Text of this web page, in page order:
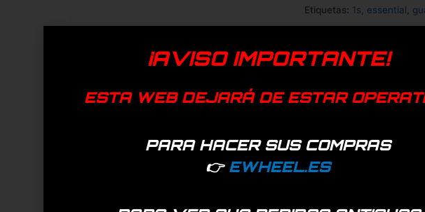
Etiquetas: 1s essential
¡AVISO IMPORTANTE!
ESTA WEB DEJARÁ DE ESTAR
PARA HACER SUS COMPRAS
👉 EWHEEL.ES